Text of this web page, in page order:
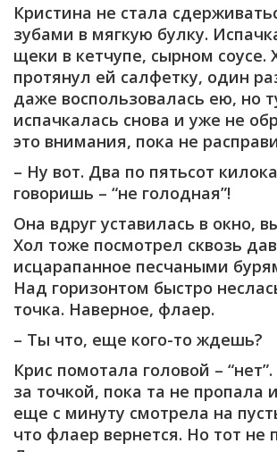
Кристина не стала
зубами в мягкую булку.
щеки в кетчупе, сырном соусе.
протянул ей салфетку, один
даже воспользовалась ею, но
испачкалась снова и уже не
это внимания, пока не
– Ну вот. Два по пятьсот
говоришь – “не голодная”!
Она вдруг уставилась в окно,
Хол тоже посмотрел сквозь
исцарапанное песчаными
Над горизонтом быстро
точка. Наверное, флаер.
– Ты что, еще кого-то ждешь?
Крис помотала головой –
за точкой, пока та не пропала
еще с минуту смотрела на
что флаер вернется. Но тот не